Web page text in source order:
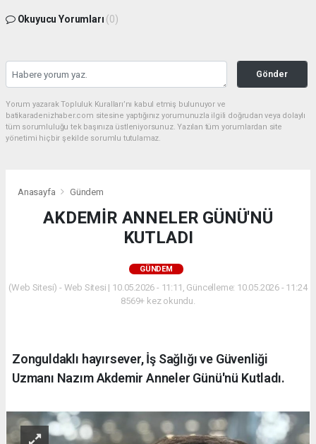
Okuyucu Yorumları (0)
Gönder
Yorum yazarak Topluluk Kuralları’nı kabul etmiş bulunuyor ve
batikaradenizhaber.com sitesine yaptığınız yorumunuzla ilgili doğrudan veya dolaylı
tüm sorumluluğu tek başınıza üstleniyorsunuz. Yazılan tüm yorumlardan site
yönetimi hiçbir şekilde sorumlu tutulamaz.
Anasayfa Gündem
AKDEMİR ANNELER GÜNÜ'NÜ
KUTLADI
GÜNDEM
(Web Sitesi) - Web Sitesi | 10.05.2026 - 11:11, Güncelleme: 10.05.2026 - 11:24
8569+ kez okundu.
Zonguldaklı hayırsever, İş Sağlığı ve Güvenliği
Uzmanı Nazım Akdemir Anneler Günü'nü Kutladı.